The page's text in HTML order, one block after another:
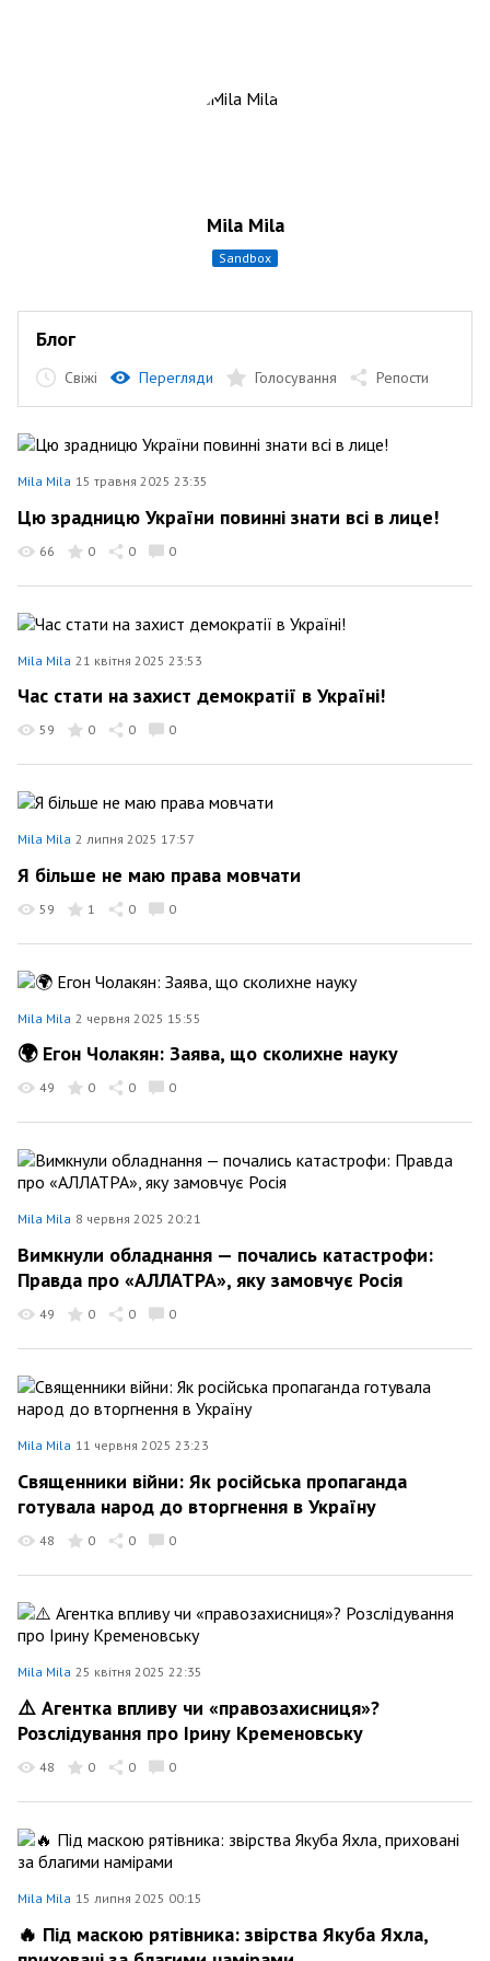
Mila Mila
sandbox
Блог
Свіжі Перегляди Голосування Репости
Mila Mila 15 травня 2025 23:35
Цю зрадницю України повинні знати всі в лице!
66 0 0 0
Mila Mila 21 квітня 2025 23:53
Час стати на захист демократії в Україні!
59 0 0 0
Mila Mila 2 липня 2025 17:57
Я більше не маю права мовчати
59 1 0 0
Mila Mila 2 червня 2025 15:55
🌍 Егон Чолакян: Заява, що сколихне науку
49 0 0 0
Mila Mila 8 червня 2025 20:21
Вимкнули обладнання — почались катастрофи:
Правда про «АЛЛАТРА», яку замовчує Росія
49 0 0 0
Mila Mila 11 червня 2025 23:23
Священники війни: Як російська пропаганда
готувала народ до вторгнення в Україну
48 0 0 0
Mila Mila 25 квітня 2025 22:35
⚠️ Агентка впливу чи «правозахисниця»?
Розслідування про Ірину Кременовську
48 0 0 0
Mila Mila 15 липня 2025 00:15
🔥 Під маскою рятівника: звірства Якуба Яхла,